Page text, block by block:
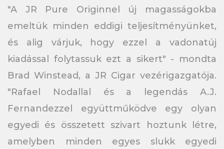
"A JR Pure Originnel új magasságokba
emeltük minden eddigi teljesítményünket,
és alig várjuk, hogy ezzel a vadonatúj
kiadással folytassuk ezt a sikert" - mondta
Brad Winstead, a JR Cigar vezérigazgatója.
"Rafael Nodallal és a legendás A.J.
Fernandezzel együttműködve egy olyan
egyedi és összetett szivart hoztunk létre,
amelyben minden egyes slukk egyedi